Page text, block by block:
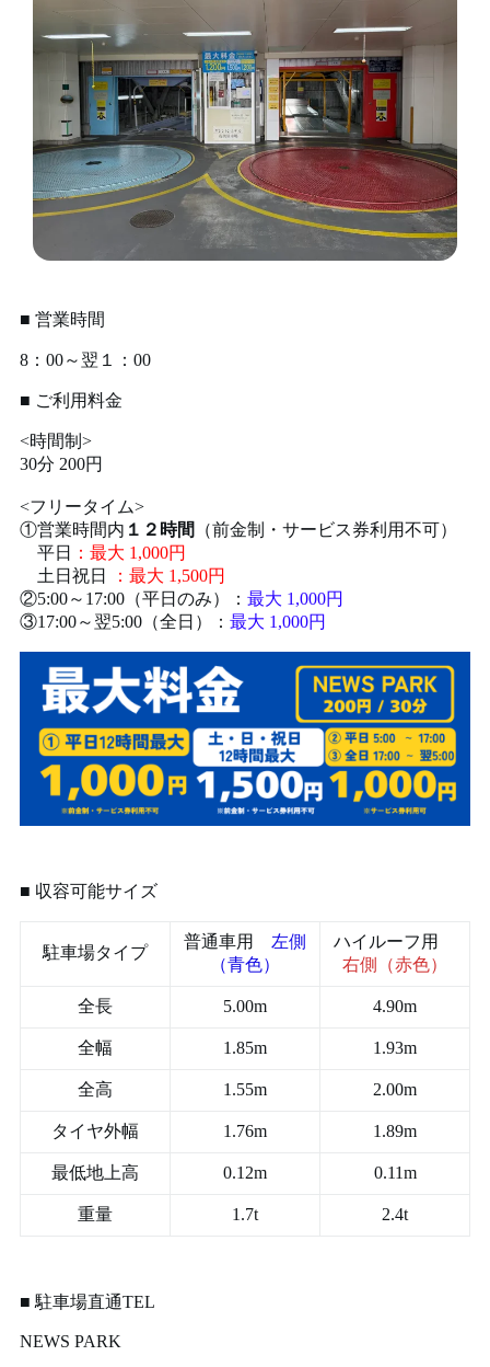
■ 営業時間
8：00～翌１：00
■ ご利用料金
<時間制>
30分 200円
<フリータイム>
①営業時間内 １２時間
（前金制・サービス券利用不可）
平日
：最大 1,000円
土日祝日
：最大 1,500円
②5:00～17:00（平日のみ）： 最大 1,000円
③17:00～翌5:00（全日）： 最大 1,000円
■ 収容可能サイズ
駐車場タイプ
普通車用 左側
（青色）
ハイルーフ用
右側（赤色）
全長 5.00m 4.90m
全幅 1.85m 1.93m
全高 1.55m 2.00m
タイヤ外幅 1.76m 1.89m
最低地上高 0.12m 0.11m
重量 1.7t 2.4t
■ 駐車場直通TEL
NEWS PARK